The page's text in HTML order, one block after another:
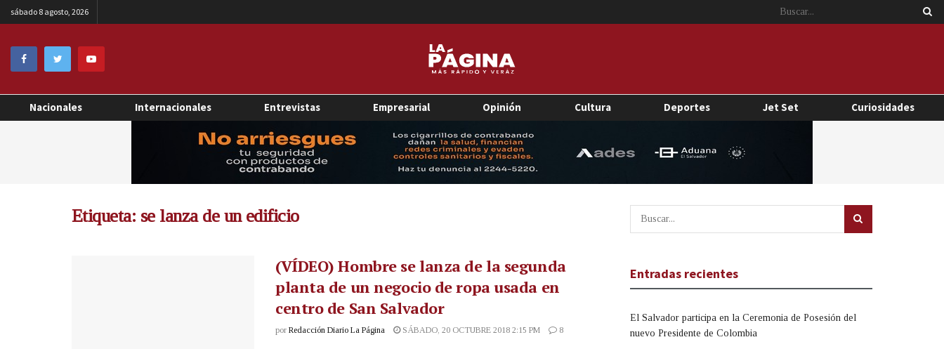
sábado 8 agosto, 2026
Nacionales Internacionales Entrevistas Empresarial Opinión Cultura Deportes Jet Set Curiosidades
Etiqueta: se lanza de un edificio
(VÍDEO) Hombre se lanza de la segunda
planta de un negocio de ropa usada en
centro de San Salvador
por Redacción Diario La Página SÁBADO, 20 OCTUBRE 2018 2:15 PM 8
Entradas recientes
El Salvador participa en la Ceremonia de Posesión del
nuevo Presidente de Colombia